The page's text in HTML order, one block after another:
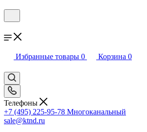
Избранные товары 0 Корзина 0
Телефоны
+7 (495) 225-95-78 Многоканальный
sale@ktnd.ru